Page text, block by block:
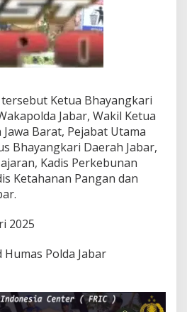
Ketua Bhayangkari
Jabar, Wakil Ketua
Barat, Pejabat Utama
Bhayangkari Daerah Jabar,
Kadis Perkebunan
Ketahanan Pangan dan
2025
Polda Jabar